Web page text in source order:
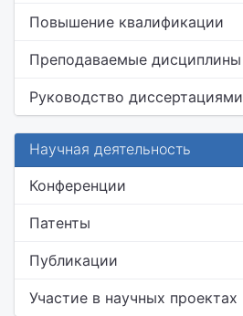
Повышение квалификации
Преподаваемые дисциплины
Руководство диссертациями
Научная деятельность
Конференции
Патенты
Публикации
Участие в научных проектах